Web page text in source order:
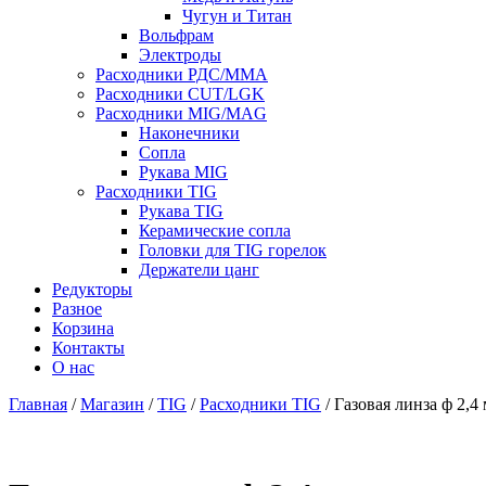
Чугун и Титан
Вольфрам
Электроды
Расходники РДС/MMA
Расходники CUT/LGK
Расходники MIG/MAG
Наконечники
Сопла
Рукава MIG
Расходники TIG
Рукава TIG
Керамические сопла
Головки для TIG горелок
Держатели цанг
Редукторы
Разное
Корзина
Контакты
О нас
Главная /Магазин /TIG /Расходники TIG / Газовая линза ф 2,4